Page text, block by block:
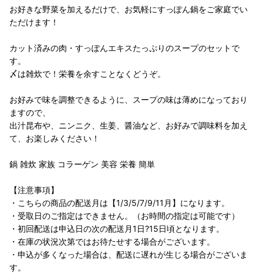
お好きな野菜を加えるだけで、お気軽にすっぽん鍋をご家庭でい
ただけます！
カット済みの肉・すっぽんエキスたっぷりのスープのセットで
す。
〆は雑炊で！栄養を余すことなくどうぞ。
お好みで味を調整できるように、スープの味は薄めになっており
ますので、
出汁昆布や、ニンニク、生姜、醤油など、お好みで調味料を加え
て、お楽しみください！
鍋 雑炊 家族 コラーゲン 美容 栄養 簡単
【注意事項】
・こちらの商品の配送月は【1/3/5/7/9/11月】になります。
・受取日のご指定はできません。（お時間の指定は可能です）
・初回配送は申込日の次の配送月1日?15日頃となります。
・在庫の状況次第ではお待たせする場合がございます。
・申込が多くなった場合は、配送に遅れが生じる場合がございま
す。